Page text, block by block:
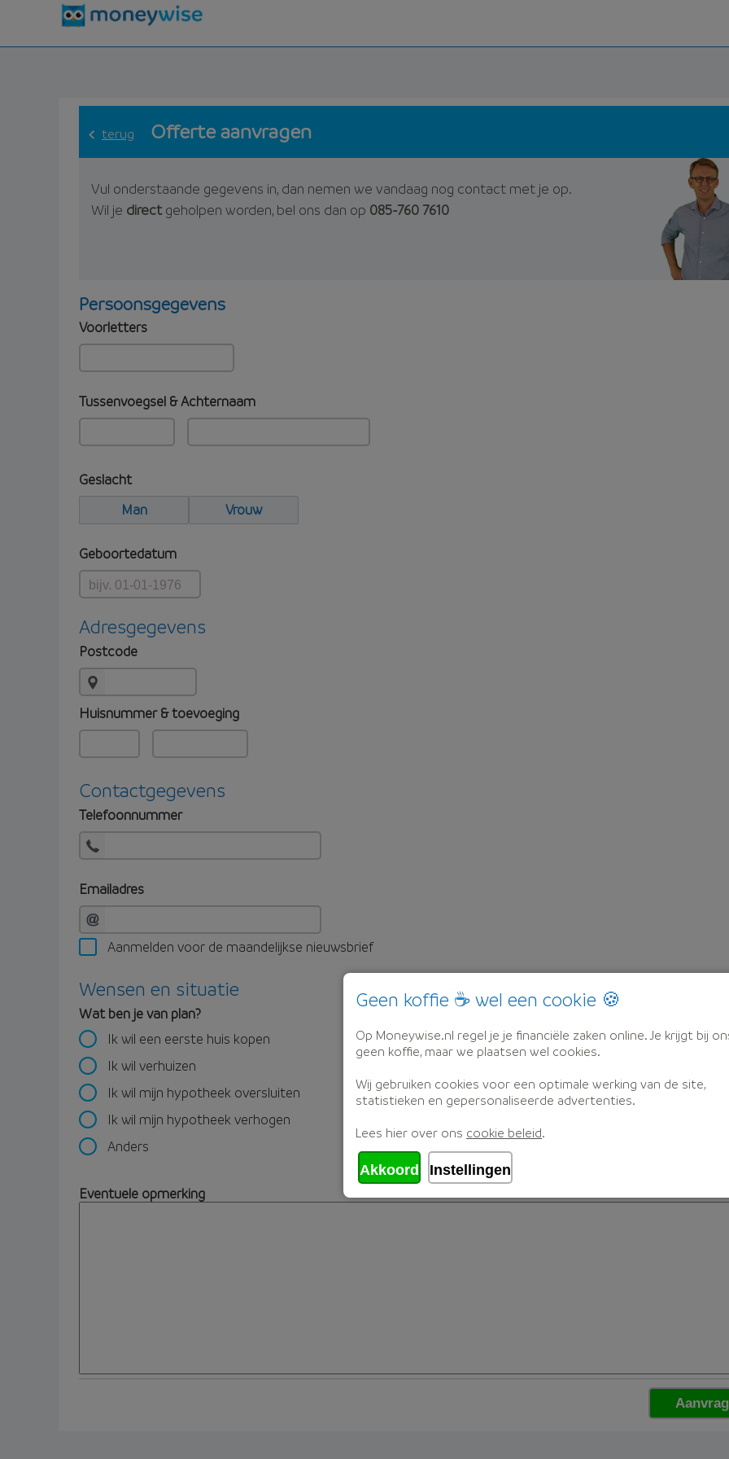
terug Offerte aanvragen
Vul onderstaande gegevens in, dan nemen we vandaag nog contact met je op.
Wil je directgeholpen worden, bel ons dan op 085-760 7610
Persoonsgegevens
Voorletters
Tussenvoegsel & Achternaam
Geslacht
Man
Vrouw
Geboortedatum
Adresgegevens
Postcode
Huisnummer & toevoeging
Contactgegevens
Telefoonnummer
Emailadres
Aanmelden voor de maandelijkse nieuwsbrief
Wensen en situatie
Wat ben je van plan?
Ik wil een eerste huis kopen
Ik wil verhuizen
Ik wil mijn hypotheek oversluiten
Ik wil mijn hypotheek verhogen
Anders
Eventuele opmerking
Geen koffie ☕ wel een cookie 🍪
Op Moneywise.nl regel je je financiële zaken online. Je krijgt bij
geen koffie, maar we plaatsen wel cookies.
Wij gebruiken cookies voor een optimale werking van de site,
statistieken en gepersonaliseerde advertenties.
Lees hier over ons cookie beleid.
Akkoord Instellingen